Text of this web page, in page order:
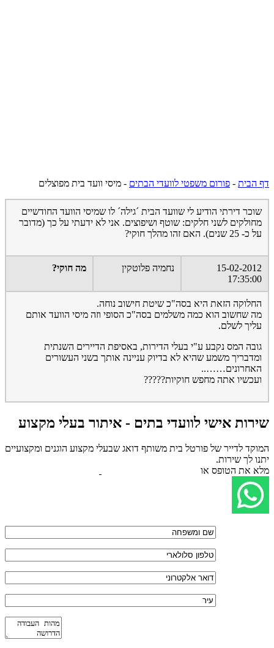
דף הבית- פורום משפטי לוועדי הבתים- מיסי וועד בית מפוצלים
שוכר דירתי הודיע לי שוועד הבית ´גילה´ לו שמיסי הוועד החודשיים
מחולקים לשני חלקים: שוטף ושיפוצים. אני לא ידעתי על כך (מדובר
על כ- 25 שנים). האם זהו מהלך חוקי?
15-02-2012
17:35:00
נחמיה פלוטקין מה חוקי?
החלוקה הזאת היא בסה"כ שיטת חישוב נוחה.
מה שחשוב הוא כמה משלמים בסה"כ הסופי וזה מיסי הוועד אותם
עליך לשלם.
גובה המס נקבע ע"י בעלי הדירות, באסיפת הדיירים השנתית
ומדבריך משמע שהיא לא בדיוק עניינה אותך בשני העשורים
האחרונים……..
ועכשיו אתה מחפש חוקיות?????
שירות אישי לוועדי בתים - איתור בעלי מקצוע
המוקד לדייר של פורטל בית משותף דואג שבעלי מקצוע הוגנים ומקצועיים
יתנו לך שירות.
מלא את הטופס או